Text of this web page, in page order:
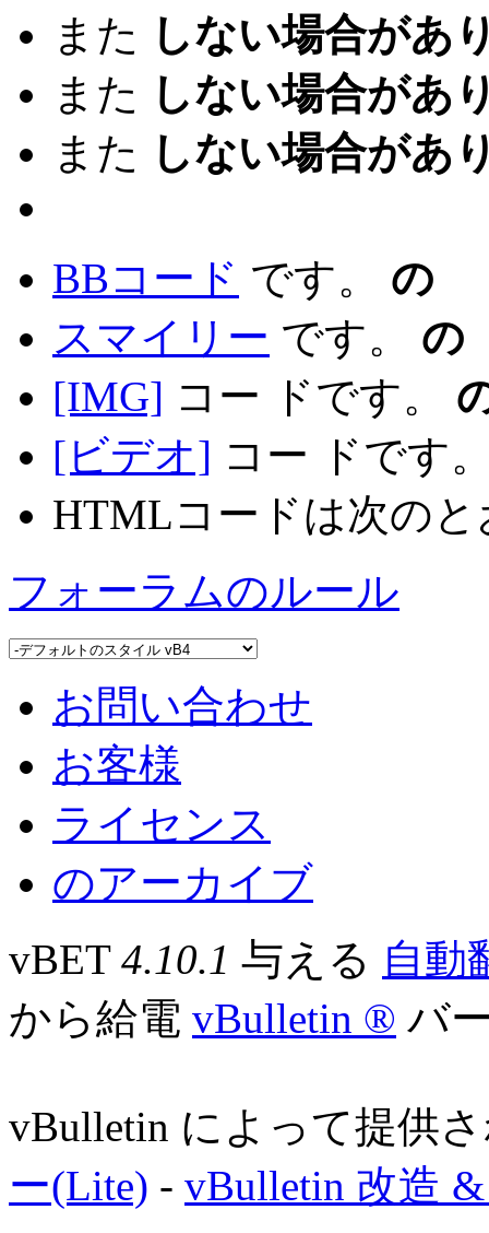
また しない場合があ
また しない場合があ
また しない場合があ
BBコード です。 の
スマイリー です。 の
[IMG] コー ドです。
[ビデオ] コー ドです
HTMLコードは次の
フォーラムのルール
お問い合わせ
お客様
ライセンス
のアーカイブ
vBET 4.10.1 与える 自動
から給電 vBulletin ® バ
vBulletin によって提供
ー(Lite) - vBulletin 改造